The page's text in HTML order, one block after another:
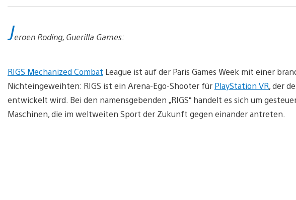
Jeroen Roding, Guerilla Games:
RIGS Mechanized Combat League ist auf der Paris Games Week mit einer
Nichteingeweihten: RIGS ist ein Arena-Ego-Shooter für PlayStation VR, der
entwickelt wird. Bei den namensgebenden „RIGS“ handelt es sich um
Maschinen, die im weltweiten Sport der Zukunft gegen einander antreten.